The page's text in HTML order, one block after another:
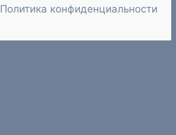
Политика конфиденциальности